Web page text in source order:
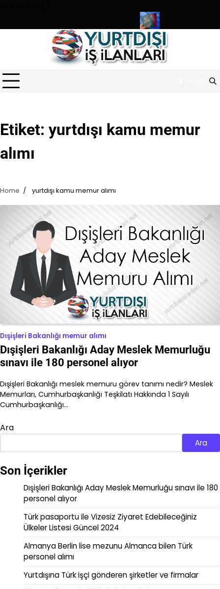
content
sınavı ile 180 personel alıyor Türk pasaportu ile
Facebook
Twitter
Etiket: yurtdışı kamu memur
alımı
Home yurtdışı kamu memur alımı
Dışişleri Bakanlığı memur alımı
Dışişleri Bakanlığı Aday Meslek Memurluğu
sınavı ile 180 personel alıyor
Dışişleri Bakanlığı meslek memuru görev tanımı nedir? Meslek
Memurları, Cumhurbaşkanlığı Teşkilatı Hakkında 1 Sayılı
Cumhurbaşkanlığı…
Ara
Ara
Son İçerikler
Dışişleri Bakanlığı Aday Meslek Memurluğu sınavı ile 180
personel alıyor
Türk pasaportu ile Vizesiz Ziyaret Edebileceğiniz
Ülkeler Listesi Güncel 2024
Almanya Berlin lise mezunu Almanca bilen Türk
personel alımı
Yurtdışına Türk işçi gönderen şirketler ve firmalar